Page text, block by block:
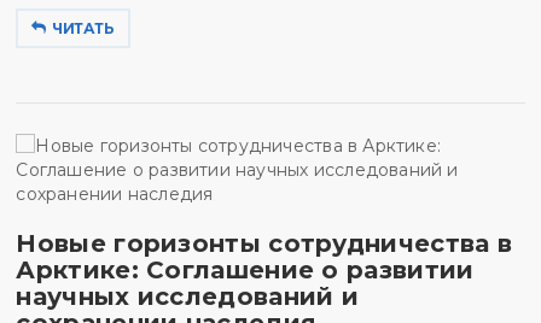
ЧИТАТЬ
Новые горизонты сотрудничества в
Арктике: Соглашение о развитии
научных исследований и